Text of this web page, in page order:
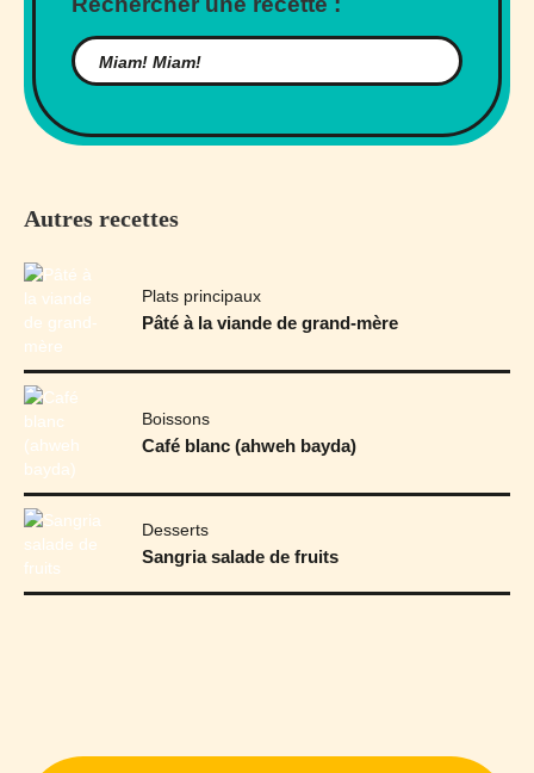
Autres recettes
Plats principaux
Pâté à la viande de grand-mère
Boissons
Café blanc (ahweh bayda)
Desserts
Sangria salade de fruits